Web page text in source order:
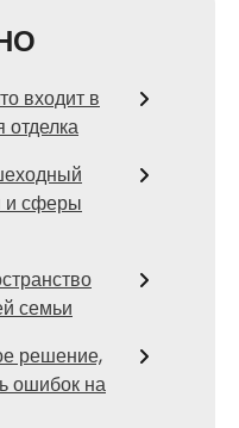
входит в
отделка
и сферы
семьи
решение,
ошибок на